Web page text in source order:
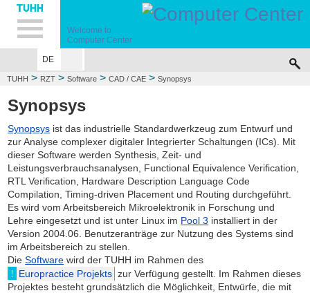
Hauptnavigation
Unternavigation
Inhalt
Suche
Welcome to
Computer Center
DE
TUHH > RZT > Software > CAD / CAE > Synopsys
Synopsys
Synopsys ist das industrielle Standardwerkzeug zum Entwurf und
zur Analyse complexer digitaler Integrierter Schaltungen (ICs). Mit
dieser Software werden Synthesis, Zeit- und
Leistungsverbrauchsanalysen, Functional Equivalence Verification,
RTL Verification, Hardware Description Language Code
Compilation, Timing-driven Placement und Routing durchgeführt.
Es wird vom Arbeitsbereich Mikroelektronik in Forschung und
Lehre eingesetzt und ist unter Linux im Pool 3 installiert in der
Version 2004.06. Benutzeranträge zur Nutzung des Systems sind
im Arbeitsbereich zu stellen.
DieSoftware wird der TUHH im Rahmen des
Europractice Projekts zur Verfügung gestellt. Im Rahmen dieses
Projektes besteht grundsätzlich die Möglichkeit, Entwürfe, die mit